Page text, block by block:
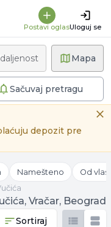
Postavi oglasUloguj se
Mapa
Sačuvaj pretragu
depozit pre
Namešteno Od
Vračar, Beograd
Sortiraj